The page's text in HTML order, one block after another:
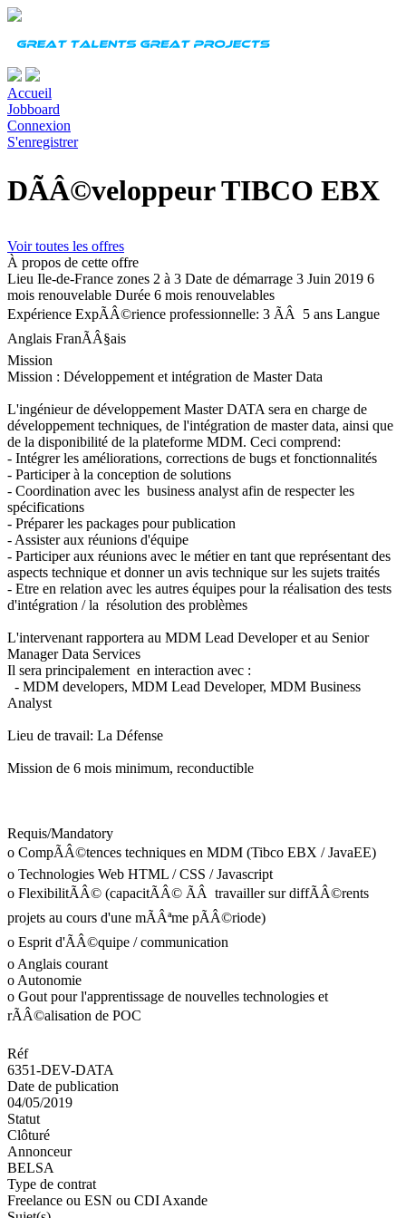
Accueil
Jobboard
Connexion
S'enregistrer
DÃÂ©veloppeur TIBCO EBX
Voir toutes les offres
À propos de cette offre
Lieu Ile-de-France zones 2 à 3 Date de démarrage 3 Juin 2019 6
mois renouvelable Durée 6 mois renouvelables
Expérience ExpÃÂ©rience professionnelle: 3 ÃÂ 5 ans Langue
Anglais FranÃÂ§ais
Mission
Mission : Développement et intégration de Master Data
L'ingénieur de développement Master DATA sera en charge de
développement techniques, de l'intégration de master data, ainsi que
de la disponibilité de la plateforme MDM. Ceci comprend:
- Intégrer les améliorations, corrections de bugs et fonctionnalités
- Participer à la conception de solutions
- Coordination avec les business analyst afin de respecter les
spécifications
- Préparer les packages pour publication
- Assister aux réunions d'équipe
- Participer aux réunions avec le métier en tant que représentant des
aspects technique et donner un avis technique sur les sujets traités
- Etre en relation avec les autres équipes pour la réalisation des tests
d'intégration / la résolution des problèmes
L'intervenant rapportera au MDM Lead Developer et au Senior
Manager Data Services
Il sera principalement en interaction avec :
- MDM developers, MDM Lead Developer, MDM Business
Analyst
Lieu de travail: La Défense
Mission de 6 mois minimum, reconductible
Requis/Mandatory
o CompÃÂ©tences techniques en MDM (Tibco EBX / JavaEE)
o Technologies Web HTML / CSS / Javascript
o FlexibilitÃÂ© (capacitÃÂ© ÃÂ travailler sur diffÃÂ©rents
projets au cours d'une mÃÂªme pÃÂ©riode)
o Esprit d'ÃÂ©quipe / communication
o Anglais courant
o Autonomie
o Gout pour l'apprentissage de nouvelles technologies et
rÃÂ©alisation de POC
Réf
6351-DEV-DATA
Date de publication
04/05/2019
Statut
Clôturé
Annonceur
BELSA
Type de contrat
Freelance ou ESN ou CDI Axande